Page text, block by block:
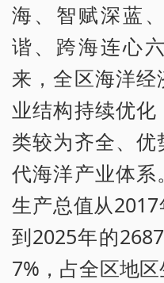
海、智赋深蓝
谐、跨海连心
来，全区海洋
业结构持续优
类较为齐全、
代海洋产业体
生产总值从
到2025年的
7%，占全区地